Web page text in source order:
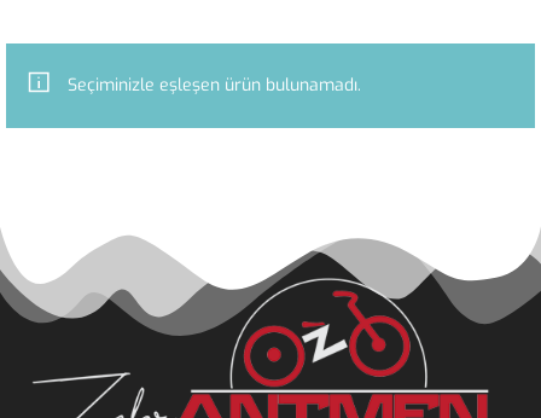
Seçiminizle eşleşen ürün bulunamadı.